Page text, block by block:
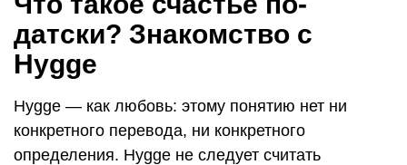
датски? Знакомство с
Hygge
Hygge — как любовь: этому понятию нет ни
конкретного перевода, ни конкретного
определения. Hygge не следует считать